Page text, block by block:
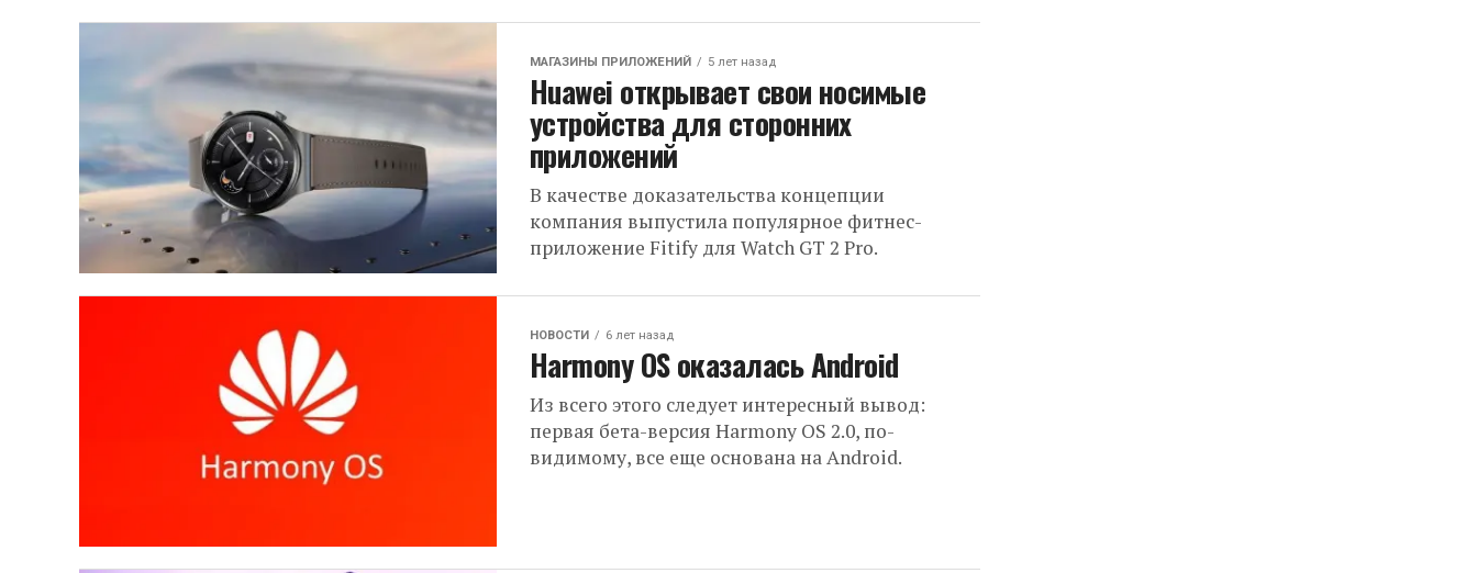
МАГАЗИНЫ ПРИЛОЖЕНИЙ 5 лет назад
Huawei открывает свои носимые
устройства для сторонних
приложений
В качестве доказательства концепции
компания выпустила популярное фитнес-
приложение Fitify для Watch GT 2 Pro.
НОВОСТИ 6 лет назад
Harmony OS оказалась Android
Из всего этого следует интересный вывод:
первая бета-версия Harmony OS 2.0, по-
видимому, все еще основана на Android.